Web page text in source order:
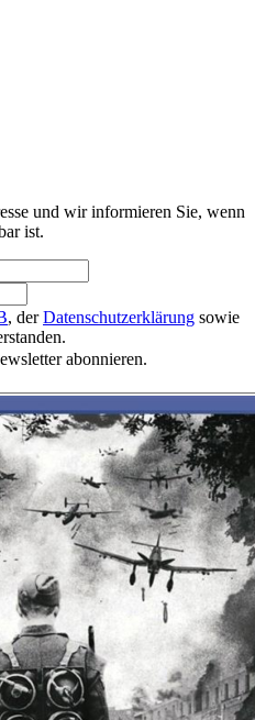
und wir informieren Sie, wenn
ist.
, derDatenschutzerklärung sowie
abonnieren.